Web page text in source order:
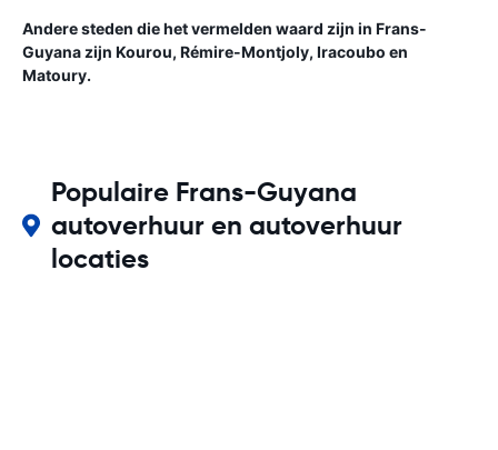
Andere steden die het vermelden waard zijn in Frans-
Guyana zijn Kourou, Rémire-Montjoly, Iracoubo en
Matoury.
Populaire Frans-Guyana
autoverhuur en autoverhuur
locaties